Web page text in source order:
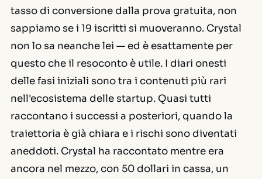
tasso di conversione dalla prova gratuita, non
sappiamo se i 19 iscritti si muoveranno. Crystal
non lo sa neanche lei — ed è esattamente per
questo che il resoconto è utile. I diari onesti
delle fasi iniziali sono tra i contenuti più rari
nell'ecosistema delle startup. Quasi tutti
raccontano i successi a posteriori, quando la
traiettoria è già chiara e i rischi sono diventati
aneddoti. Crystal ha raccontato mentre era
ancora nel mezzo, con 50 dollari in cassa, un